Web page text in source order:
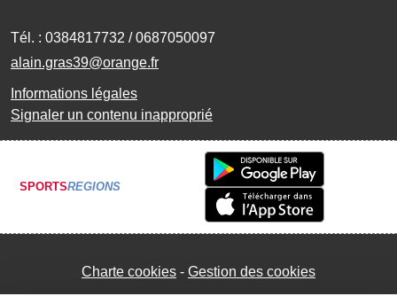
Tél. : 0384817732 / 0687050097
alain.gras39@orange.fr
Informations légales
Signaler un contenu inapproprié
SPORTSREGIONS
Charte cookies Gestion des cookies